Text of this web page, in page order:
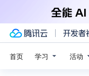
首页 学习 活动